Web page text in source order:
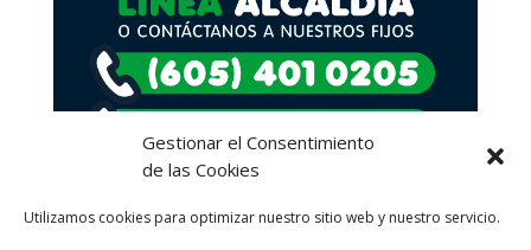
Gestionar el Consentimiento
de las Cookies
Utilizamos cookies para optimizar nuestro sitio web y nuestro servicio.